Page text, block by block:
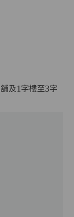
及1字樓至3字